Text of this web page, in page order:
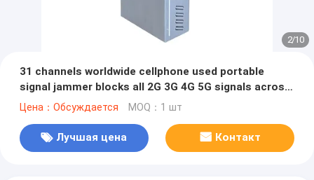
2/10
31 channels worldwide cellphone used portable
signal jammer blocks all 2G 3G 4G 5G signals across
the world, and WIFI7E RF GPS FM Radio etc,. with new
Цена：Обсуждается MOQ：1 шт
Лучшая цена Контакт